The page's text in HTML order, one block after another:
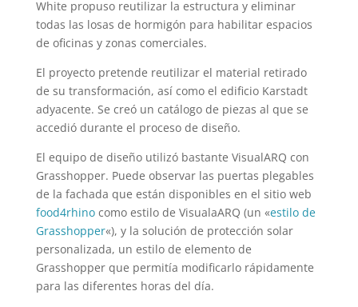
White propuso reutilizar la estructura y eliminar
todas las losas de hormigón para habilitar espacios
de oficinas y zonas comerciales.
El proyecto pretende reutilizar el material retirado
de su transformación, así como el edificio Karstadt
adyacente. Se creó un catálogo de piezas al que se
accedió durante el proceso de diseño.
El equipo de diseño utilizó bastante VisualARQ con
Grasshopper. Puede observar las puertas plegables
de la fachada que están disponibles en el sitio web
food4rhinocomo estilo de VisualaARQ (un «estilo de
Grasshopper«), y la solución de protección solar
personalizada, un estilo de elemento de
Grasshopper que permitía modificarlo rápidamente
para las diferentes horas del día.